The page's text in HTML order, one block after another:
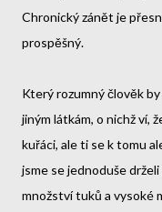
Chronický zánět je
prospěšný.
Který rozumný člověk
jiným látkám, o nichž ví,
kuřáci, ale ti se k tomu
jsme se jednoduše
množství tuků a vysoké